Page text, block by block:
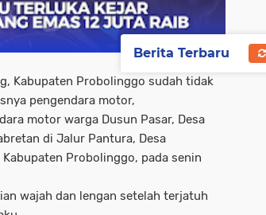
Kabupaten Probolinggo sudah tidak
pengendara motor,
motor warga Dusun Pasar, Desa
di Jalur Pantura, Desa
Probolinggo, pada senin
wajah dan lengan setelah terjatuh
Berita Terbaru